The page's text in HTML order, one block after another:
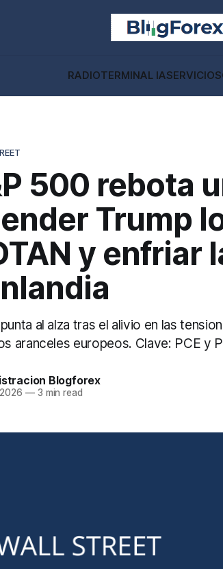
RADIOTERMINAL IASERVICIOS
500 rebota
Trump
y enfriar
al alza tras el alivio en las
aranceles europeos. Clave: PCE y
Blogforex
—3 min read